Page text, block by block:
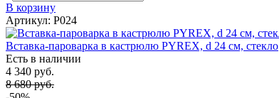
В корзину
Артикул: P024
Вставка-пароварка в кастрюлю PYREX, d 24 см, стекло
Есть в наличии
4 340 руб.
8 680 руб.